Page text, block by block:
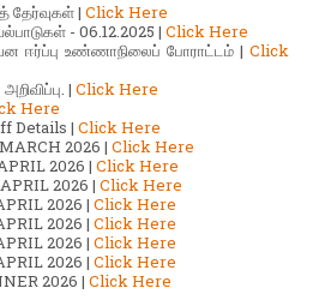
தேர்வுகள் | Click Here
- 06.12.2025 | Click Here
ஈர்ப்பு உண்ணாநிலைப் போராட்டம் | Click
| Click Here
Here
Details | Click Here
2026 | Click Here
2026 | Click Here
2026 | Click Here
2026 | Click Here
2026 | Click Here
2026 | Click Here
2026 | Click Here
2026 | Click Here